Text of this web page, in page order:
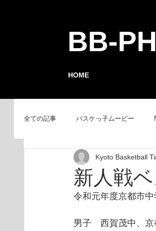
BB-
HOME
全ての記事 バスケっ子ムービー
チーム紹介 GAMEレポート
新人戦
Kyoto Basketball
令和元年度京都市
男子　西賀茂中、